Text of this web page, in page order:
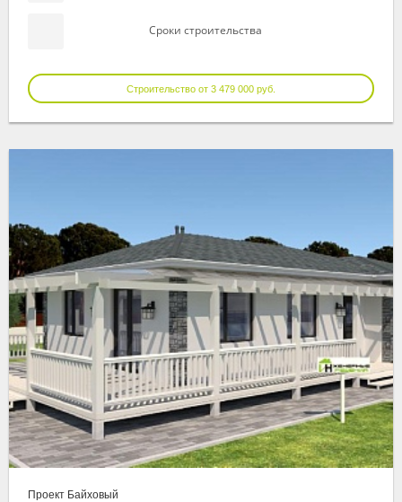
Сроки строительства
Строительство от 3 479 000 руб.
Проект Байховый